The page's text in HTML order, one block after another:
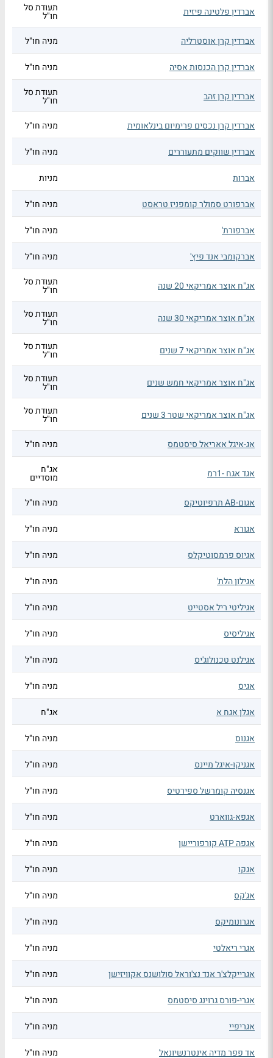
אברדין פלטינה פיזית תעודת סל
חו"ל
אברדין קרן אוסטרליה
מניה חו"ל
אברדין קרן הכנסות אסיה מניה חו"ל
אברדין קרן זהב תעודת סל
חו"ל
אברדין קרן נכסים פרימיום בינלאומית
מניה חו"ל
אברדין שווקים מתעוררים מניה חו"ל
אברות מניות
אברפורט סמולר קומפניז טראסט מניה חו"ל
אברפורת' מניה חו"ל
אברקומבי אנד פיץ' מניה חו"ל
אג"ח אוצר אמריקאי 20 שנה תעודת סל
חו"ל
אג"ח אוצר אמריקאי 30 שנה תעודת סל
חו"ל
אג"ח אוצר אמריקאי 7 שנים תעודת סל
חו"ל
אג"ח אוצר אמריקאי חמש שנים תעודת סל
חו"ל
אג"ח אוצר אמריקאי שטר 3 שנים תעודת סל
חו"ל
אג-איגל אאריאל סיסטמס
מניה חו"ל
אגד אגח -1רמ אג"ח
מוסדיים
אגום-AB תרפיוטיקס
מניה חו"ל
אגורא מניה חו"ל
אגיוס פרמסוטיקלס מניה חו"ל
אגילון הלת' מניה חו"ל
אגיליטי ריל אסטייט מניה חו"ל
אגיליסיס מניה חו"ל
אגילנט טכנולוג'יס מניה חו"ל
אגיס מניה חו"ל
אגלן אגח א אג"ח
אגנוס מניה חו"ל
אגניקו-איגל מיינס מניה חו"ל
אגנסיה קומרשל ספירטיס מניה חו"ל
אגפא-גווארט מניה חו"ל
אגפה ATP קורפוריישן מניה חו"ל
אגקו מניה חו"ל
אג'קס מניה חו"ל
אגרונומיקס מניה חו"ל
אגרי ריאלטי מניה חו"ל
אגרייקלצ'ר אנד נצ'וראל סולושנס אקוויזישן מניה חו"ל
אגרי-פורס גרוינג סיסטמס מניה חו"ל
אגריפיי מניה חו"ל
אד פפר מדיה אינטרנשיונאל מניה חו"ל